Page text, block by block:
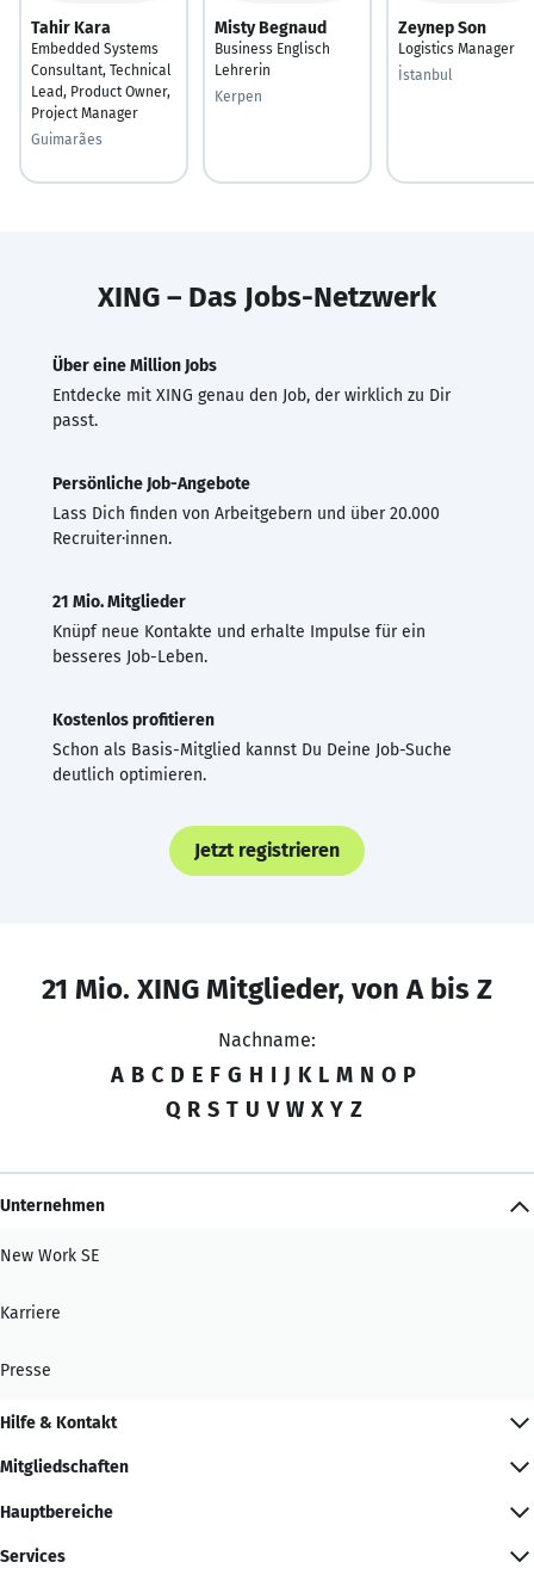
Tahir Kara
Embedded Systems
Consultant, Technical
Lead, Product Owner,
Project Manager
Guimarães
Misty Begnaud
Business Englisch
Lehrerin
Kerpen
Zeynep Son
Logistics Manager
İstanbul
XING – Das Jobs-Netzwerk
Über eine Million Jobs
Entdecke mit XING genau den Job, der wirklich zu Dir
passt.
Persönliche Job-Angebote
Lass Dich finden von Arbeitgebern und über 20.000
Recruiter·innen.
21 Mio. Mitglieder
Knüpf neue Kontakte und erhalte Impulse für ein
besseres Job-Leben.
Kostenlos profitieren
Schon als Basis-Mitglied kannst Du Deine Job-Suche
deutlich optimieren.
Jetzt registrieren
21 Mio. XING Mitglieder, von A bis Z
Nachname:
A B C D E F G H I J K L M N O P
Q R S T U V W X Y Z
Unternehmen
New Work SE
Karriere
Presse
Hilfe & Kontakt
Mitgliedschaften
Hauptbereiche
Services